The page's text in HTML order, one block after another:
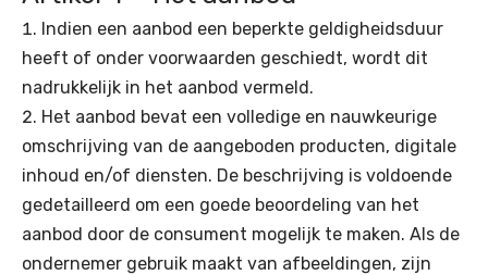
Indien een aanbod een beperkte geldigheidsduur
heeft of onder voorwaarden geschiedt, wordt dit
nadrukkelijk in het aanbod vermeld.
Het aanbod bevat een volledige en nauwkeurige
omschrijving van de aangeboden producten, digitale
inhoud en/of diensten. De beschrijving is voldoende
gedetailleerd om een goede beoordeling van het
aanbod door de consument mogelijk te maken. Als de
ondernemer gebruik maakt van afbeeldingen, zijn